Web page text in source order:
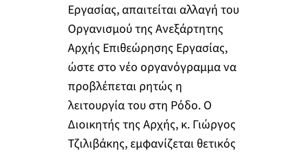
Εργασίας, απαιτείται αλλαγή του
Οργανισμού της Ανεξάρτητης
Αρχής Επιθεώρησης Εργασίας,
ώστε στο νέο οργανόγραμμα να
προβλέπεται ρητώς η
λειτουργία του στη Ρόδο. Ο
Διοικητής της Αρχής, κ. Γιώργος
Τζιλιβάκης, εμφανίζεται θετικός